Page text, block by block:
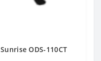
ODS-110CT